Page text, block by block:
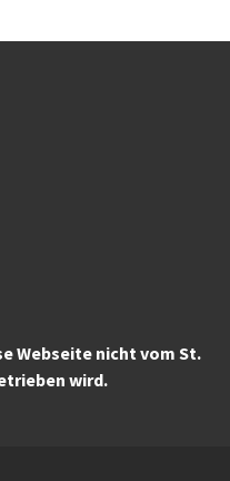
Webseite nicht vom St.
wird.